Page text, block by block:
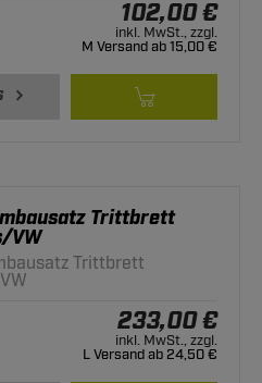
102,00 €
inkl. MwSt., zzgl.
M Versand ab 15,00 €
Trittbrett
VW
Trittbrett
233,00 €
inkl. MwSt., zzgl.
L Versand ab 24,50 €